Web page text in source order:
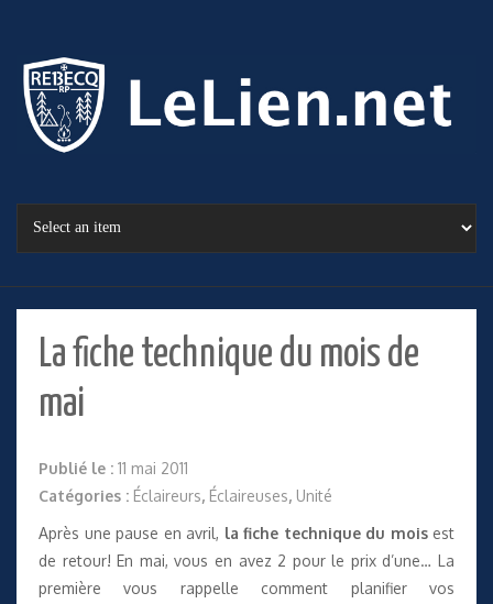
La fiche technique du mois de
mai
Publié le : 11 mai 2011
Catégories : Éclaireurs, Éclaireuses, Unité
Après une pause en avril, la fiche technique du moisest
de retour! En mai, vous en avez 2 pour le prix d’une… La
première vous rappelle comment planifier vos